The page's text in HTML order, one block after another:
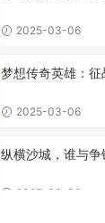
2025-03-06
梦想传奇英雄：征
2025-03-06
纵横沙城，谁与争
2025-03-06